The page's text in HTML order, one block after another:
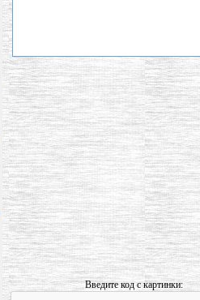
Введите код с картинки: